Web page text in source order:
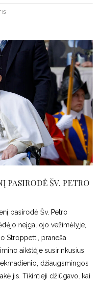
PASIRODĖ ŠV. PETRO
pasirodė Šv. Petro
neįgaliojo vežimėlyje,
Stroppetti, praneša
aikštėje susirinkusius
džiaugsmingos
jis. Tikintieji džiūgavo, kai